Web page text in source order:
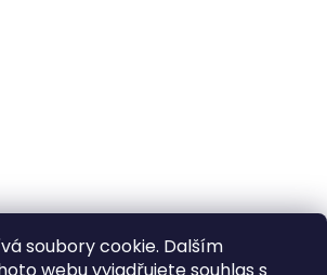
soubory cookie. Dalším